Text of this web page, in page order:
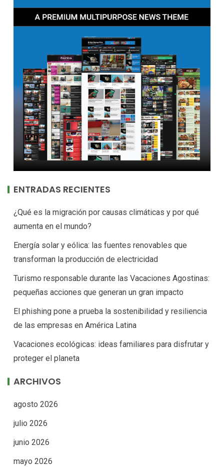
ENTRADAS RECIENTES
¿Qué es la migración por causas climáticas y por qué
aumenta en el mundo?
Energía solar y eólica: las fuentes renovables que
transforman la producción de electricidad
Turismo responsable durante las Vacaciones Agostinas:
pequeñas acciones que generan un gran impacto
El phishing pone a prueba la sostenibilidad y resiliencia
de las empresas en América Latina
Vacaciones ecológicas: ideas familiares para disfrutar y
proteger el planeta
ARCHIVOS
agosto 2026
julio 2026
junio 2026
mayo 2026